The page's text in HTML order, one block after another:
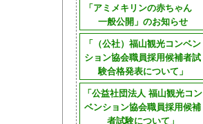
「アミメキリンの赤ちゃん
一般公開」のお知らせ
「（公社）福山観光コンベン
ション協会職員採用候補者試
験合格発表について」
「公益社団法人 福山観光コン
ベンション協会職員採用候補
者試験について」